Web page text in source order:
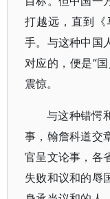
打越远，直到
手。与这种中国
对应的，便是“
震惊。
与这种错愕
事，翰詹科道交
官呈文论事，各
失败和议和的辱